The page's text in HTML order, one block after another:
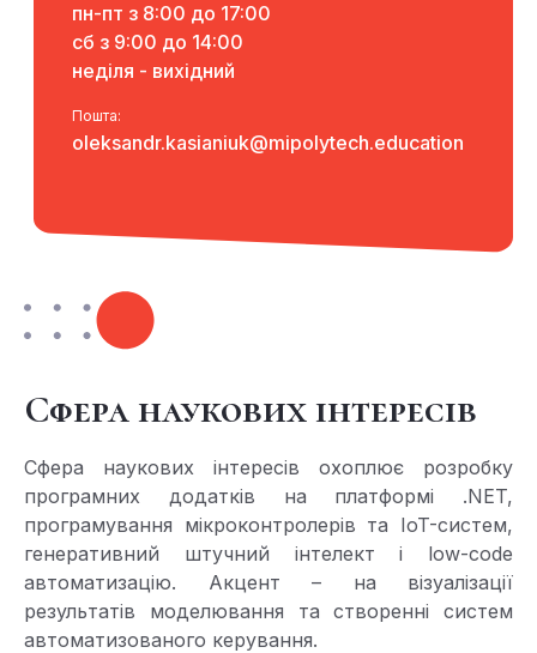
пн-пт з 8:00 до 17:00
сб з 9:00 до 14:00
неділя - вихідний
Пошта:
oleksandr.kasianiuk@mipolytech.education
Сфера наукових інтересів
Сфера наукових інтересів охоплює розробку
програмних додатків на платформі .NET,
програмування мікроконтролерів та IoT-систем,
генеративний штучний інтелект і low-code
автоматизацію. Акцент – на візуалізації
результатів моделювання та створенні систем
автоматизованого керування.